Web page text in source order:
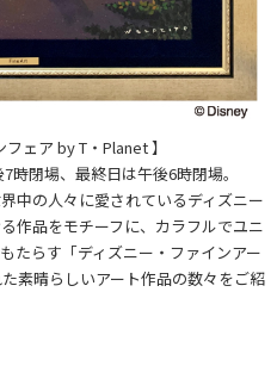
ェア by T・Planet 】
閉場、最終日は午後6時閉場。
中の人々に愛されているディズニー
作品をモチーフに、カラフルでユニ
たらす「ディズニー・ファインアー
素晴らしいアート作品の数々をご紹